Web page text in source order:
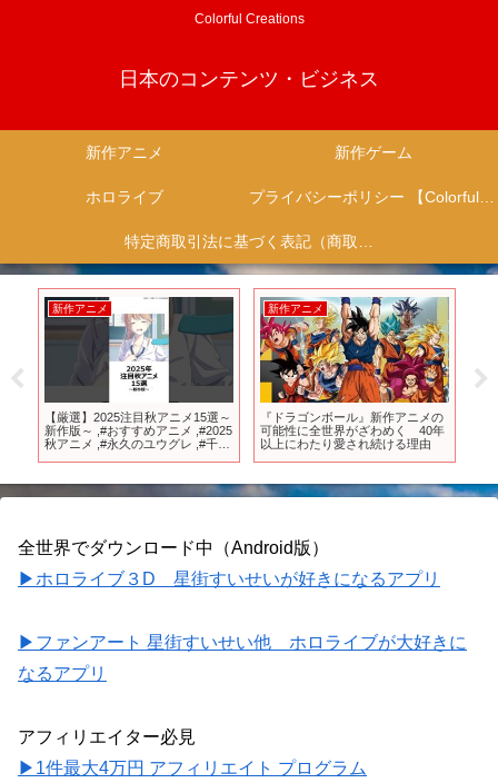
Colorful Creations
日本のコンテンツ・ビジネス
新作アニメ 新作ゲーム
ホロライブ プライバシーポリシー 【Colorful Creation】
特定商取引法に基づく表記（商取引に関する開示）
新作アニメ
【厳選】2025注目秋アニメ15選～
新作版～ ,#おすすめアニメ ,#2025
秋アニメ ,#永久のユウグレ ,#千歳
たいひとでなし
新作アニメ
『ドラゴンボール』新作アニメの
可能性に全世界がざわめく 40年
以上にわたり愛され続ける理由
全世界でダウンロード中（Android版）
▶ホロライブ３D 星街すいせいが好きになるアプリ
▶ファンアート 星街すいせい他 ホロライブが大好きに
なるアプリ
アフィリエイター必見
▶1件最大4万円 アフィリエイト プログラム